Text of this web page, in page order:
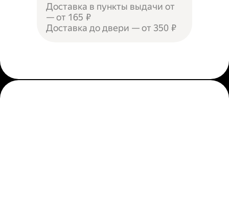
Доставка в пункты выдачи от
— от 165 ₽
Доставка до двери — от 350 ₽